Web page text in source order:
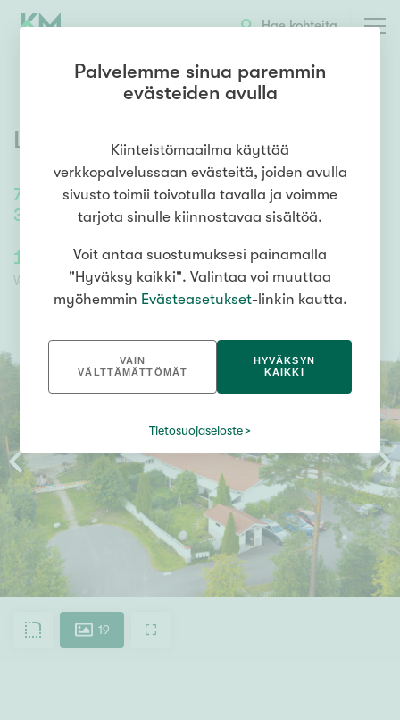
Hae kohteita
76,8 m²/76,8m²
3 h, k, kph, s, khh, erill wc, vh
Lehdontie 11,Jyskä,Jyväskylä
169 000,00 €
Velaton hinta
169 000,00 €
Myyntihinta
19
Palvelemme sinua paremmin
evästeiden avulla
Kiinteistömaailma käyttää
verkkopalvelussaan evästeitä, joiden avulla
sivusto toimii toivotulla tavalla ja voimme
tarjota sinulle kiinnostavaa sisältöä.
Voit antaa suostumuksesi painamalla
"Hyväksy kaikki". Valintaa voi muuttaa
myöhemmin Evästeasetukset-linkin kautta.
VAIN
VÄLTTÄMÄTTÖMÄT
HYVÄKSYN
KAIKKI
Tietosuojaseloste